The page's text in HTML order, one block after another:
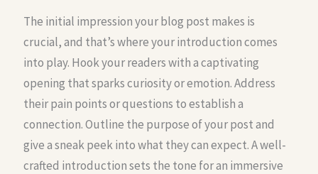
The initial impression your blog post makes is
crucial, and that’s where your introduction comes
into play. Hook your readers with a captivating
opening that sparks curiosity or emotion. Address
their pain points or questions to establish a
connection. Outline the purpose of your post and
give a sneak peek into what they can expect. A well-
crafted introduction sets the tone for an immersive